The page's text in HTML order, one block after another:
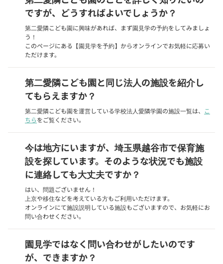
ですが、どうすればよいでしょうか？
第二愛隣こども園に興味があれば、まず園見学の予約をしてみましょ
う！
このページにある【園見学を予約】からオンラインでお気軽に応募い
ただけます。
第二愛隣こども園と同じ法人の施設を紹介し
てもらえますか？
第二愛隣こども園を運営している学校法人愛隣学園の施設一覧は、
こ
ちらをご覧ください。
今は地方にいますが、埼玉県越谷市で保育施
設を探しています。そのような状況でも施設
に連絡しても大丈夫ですか？
はい、問題ございません！
上京や移住などを考えている方もご利用いただけます。
オンラインにて施設説明している施設もございますので、お気軽にお
問い合わせください。
園見学ではなく問い合わせがしたいのです
が、できますか？